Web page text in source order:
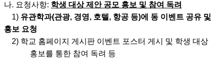
나. 요청사항: 학생 대상 제안 공모 홍보 및 참여 독려
1) 유관학과(관광, 경영, 호텔, 항공 등)에 동 이벤트 공유 및
홍보 요청
2) 학교 홈페이지 게시판 이벤트 포스터 게시 및 학생 대상
홍보를 통한 참여 독려 등